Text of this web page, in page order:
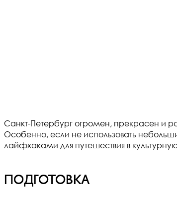
Санкт-Петербург огромен, прекрасен и
Особенно, если не использовать
лайфхаками для путешествия в
Подготовка